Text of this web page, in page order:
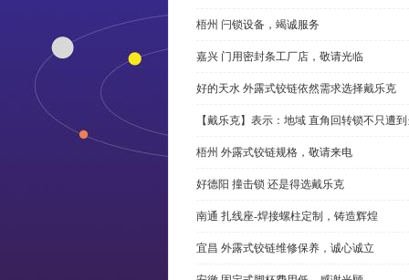
梧州 闩锁设备，竭诚服务
嘉兴 门用密封条工厂店，敬请光临
好的天水 外露式铰链依然需求选择戴乐克
【戴乐克】表示：地域 直角回转锁不只遭
梧州 外露式铰链规格，敬请来电
好德阳 撞击锁 还是得选戴乐克
南通 扎线座-焊接螺柱定制，铸造辉煌
宜昌 外露式铰链维修保养，诚心诚立